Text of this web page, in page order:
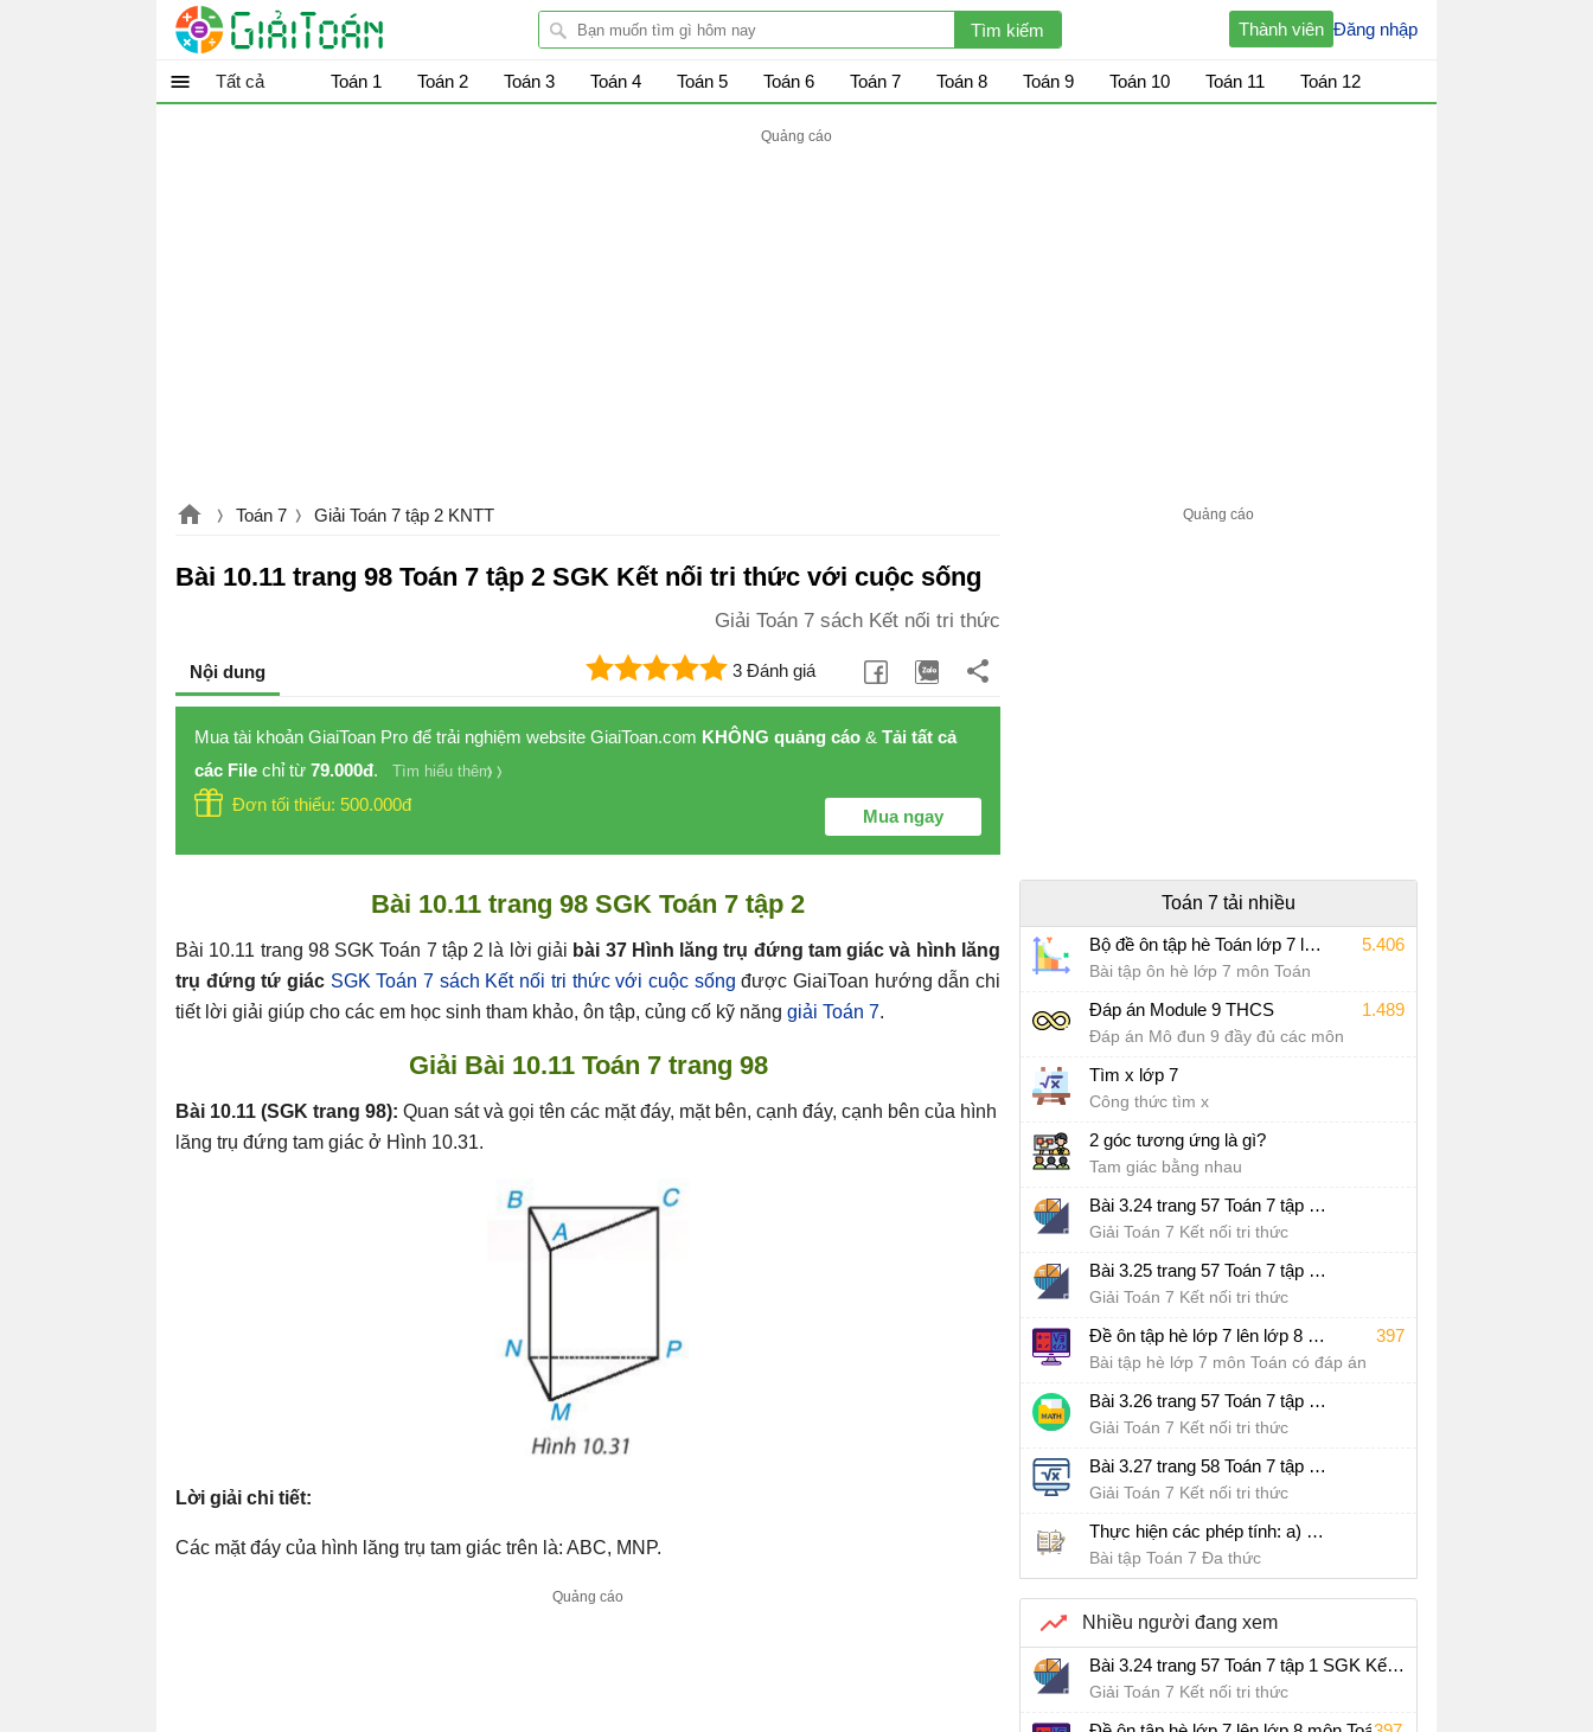
Đăng nhập
Thành viên
Tất cả Toán 1 Toán 2 Toán 3 Toán 4 Toán 5 Toán 6 Toán 7 Toán 8 Toán 9 Toán 10 Toán 11 Toán 12
Toán 7 Giải Toán 7 tập 2 KNTT
Bài 10.11 trang 98 Toán 7 tập 2 SGK Kết nối tri thức với cuộc sống
Giải Toán 7 sách Kết nối tri thức
Nội dung 3 Đánh giá
Mua tài khoản GiaiToan Pro để trải nghiệm website GiaiToan.com KHÔNG quảng cáo & Tải tất cả
các File chỉ từ 79.000đ. Tìm hiểu thêm
Mua ngay
Đơn tối thiểu: 500.000đ
Bài 10.11 trang 98 SGK Toán 7 tập 2
Bài 10.11 trang 98 SGK Toán 7 tập 2 là lời giải bài 37 Hình lăng trụ đứng tam giác và hình lăng
trụ đứng tứ giác SGK Toán 7 sách Kết nối tri thức với cuộc sống được GiaiToan hướng dẫn chi
tiết lời giải giúp cho các em học sinh tham khảo, ôn tập, củng cố kỹ năng giải Toán 7.
Giải Bài 10.11 Toán 7 trang 98
Bài 10.11 (SGK trang 98): Quan sát và gọi tên các mặt đáy, mặt bên, cạnh đáy, cạnh bên của hình
lăng trụ đứng tam giác ở Hình 10.31.
Lời giải chi tiết:
Các mặt đáy của hình lăng trụ tam giác trên là: ABC, MNP.
Toán 7 tải nhiều
Bộ đề ôn tập hè Toán lớp 7 lên lớp 8 năm 2026 5.406
Bài tập ôn hè lớp 7 môn Toán
Đáp án Module 9 THCS 1.489
Đáp án Mô đun 9 đầy đủ các môn
Tìm x lớp 7
Công thức tìm x
2 góc tương ứng là gì?
Tam giác bằng nhau
Bài 3.24 trang 57 Toán 7 tập 1 SGK Kết nối tri thức với cuộc sống
Giải Toán 7 Kết nối tri thức
Bài 3.25 trang 57 Toán 7 tập 1 SGK Kết nối tri thức với cuộc sống
Giải Toán 7 Kết nối tri thức
Đề ôn tập hè lớp 7 lên lớp 8 môn Toán Kết nối tri thức - Đề số 1 397
Bài tập hè lớp 7 môn Toán có đáp án
Bài 3.26 trang 57 Toán 7 tập 1 SGK Kết nối tri thức với cuộc sống
Giải Toán 7 Kết nối tri thức
Bài 3.27 trang 58 Toán 7 tập 1 SGK Kết nối tri thức với cuộc sống
Giải Toán 7 Kết nối tri thức
Thực hiện các phép tính: a) 3x(x^2 - 5x + 7); b) (x + 4)(- x^2 + 6x + 5)
Bài tập Toán 7 Đa thức
Nhiều người đang xem
Bài 3.24 trang 57 Toán 7 tập 1 SGK Kết nối tri thức với cuộc sống
Giải Toán 7 Kết nối tri thức